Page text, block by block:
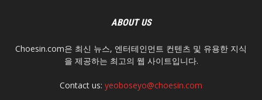
ABOUT US
Choesin.com은 최신 뉴스, 엔터테인먼트 컨텐츠 및 유용한 지식
을 제공하는 최고의 웹 사이트입니다.
Contact us: yeoboseyo@choesin.com